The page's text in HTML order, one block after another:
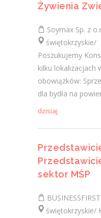
Żywienia
Soymax Sp. z
świętokrzyskie/
Poszukujemy
kilku lokalizacjach
obowiązków:
dla bydła na
dzisiaj
sektor MŚP
świętokrzyskie/